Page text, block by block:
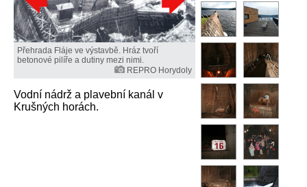
Přehrada Fláje ve výstavbě. Hráz tvoří
betonové pilíře a dutiny mezi nimi.
REPRO Horydoly
Vodní nádrž a plavební kanál v
Krušných horách.